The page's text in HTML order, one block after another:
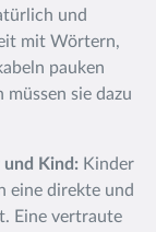
und
mit Wörtern,
pauken
sie dazu
und Kind: Kinder
eine direkte und
Eine vertraute